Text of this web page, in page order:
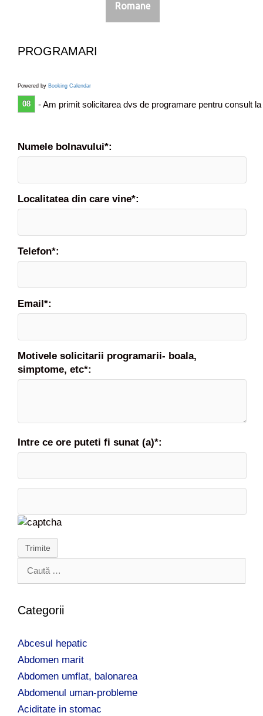
Romane
PROGRAMARI
Powered by Booking Calendar
08 - Am primit solicitarea dvs de programare pentru consult
Numele bolnavului*:
Localitatea din care vine*:
Telefon*:
Email*:
Motivele solicitarii programarii- boala,
simptome, etc*:
Intre ce ore puteti fi sunat (a)*:
Trimite
t
u
p
ă
:
Categorii
Abcesul hepatic
Abdomen marit
Abdomen umflat, balonarea
Abdomenul uman-probleme
Aciditate in stomac